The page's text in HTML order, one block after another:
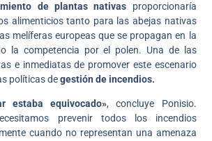
de plantas nativas proporcionaría
alimenticios tanto para las abejas nativas
melíferas europeas que se propagan en la
la competencia por el polen. Una de las
e inmediatas de promover este escenario
políticas degestión de incendios.
estaba equivocado», concluye Ponisio.
prevenir todos los incendios
cuando no representan una amenaza